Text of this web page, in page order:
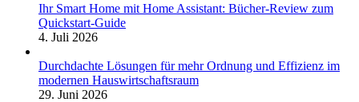
Ihr Smart Home mit Home Assistant: Bücher-Review zum
Quickstart-Guide
4. Juli 2026
Durchdachte Lösungen für mehr Ordnung und Effizienz im
modernen Hauswirtschaftsraum
29. Juni 2026